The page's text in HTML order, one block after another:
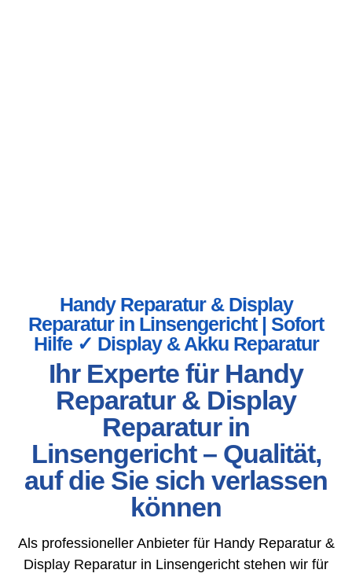
Handy Reparatur & Display
Reparatur in Linsengericht | Sofort
Hilfe ✓ Display & Akku Reparatur
Ihr Experte für Handy
Reparatur & Display
Reparatur in
Linsengericht – Qualität,
auf die Sie sich verlassen
können
Als professioneller Anbieter für Handy Reparatur &
Display Reparatur in Linsengericht stehen wir für